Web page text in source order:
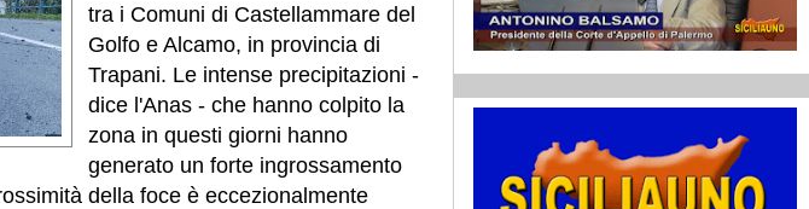
tra i Comuni di Castellammare del
Golfo e Alcamo, in provincia di
Trapani. Le intense precipitazioni -
dice l'Anas - che hanno colpito la
zona in questi giorni hanno
generato un forte ingrossamento
della foce è eccezionalmente